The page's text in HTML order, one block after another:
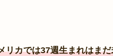
リカでは37週生まれはま